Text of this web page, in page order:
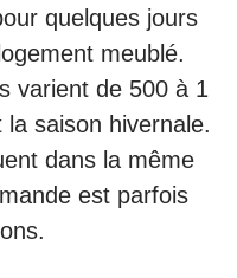
quelques jours
meublé.
varient de 500 à 1
saison hivernale.
dans la même
est parfois